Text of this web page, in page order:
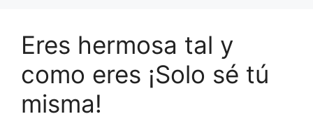
Eres hermosa tal y
como eres ¡Solo sé tú
misma!